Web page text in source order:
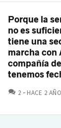
Porque la
no es
tiene una
marcha con
compañía
tenemos
2 HACE 2